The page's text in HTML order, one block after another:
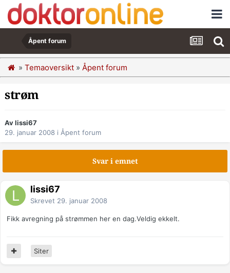
Åpent forum
» Temaoversikt » Åpent forum
strøm
Av lissi67
29. januar 2008 i Åpent forum
Svar i emnet
lissi67
Skrevet 29. januar 2008
Fikk avregning på strømmen her en dag.Veldig ekkelt.
Siter